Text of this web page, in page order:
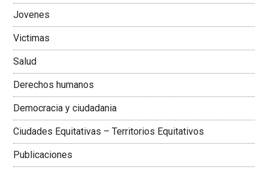
Jovenes
Victimas
Salud
Derechos humanos
Democracia y ciudadania
Ciudades Equitativas – Territorios Equitativos
Publicaciones